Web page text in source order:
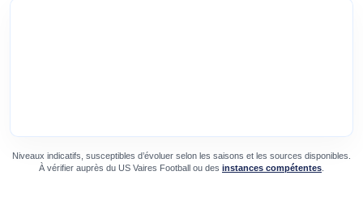
Niveaux indicatifs, susceptibles d’évoluer selon les saisons et les sources disponibles.
À vérifier auprès du US Vaires Football ou des instances compétentes